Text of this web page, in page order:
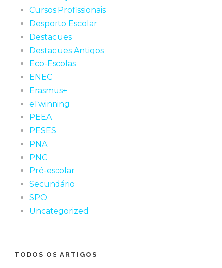
Cursos Profissionais
Desporto Escolar
Destaques
Destaques Antigos
Eco-Escolas
ENEC
Erasmus+
eTwinning
PEEA
PESES
PNA
PNC
Pré-escolar
Secundário
SPO
Uncategorized
TODOS OS ARTIGOS